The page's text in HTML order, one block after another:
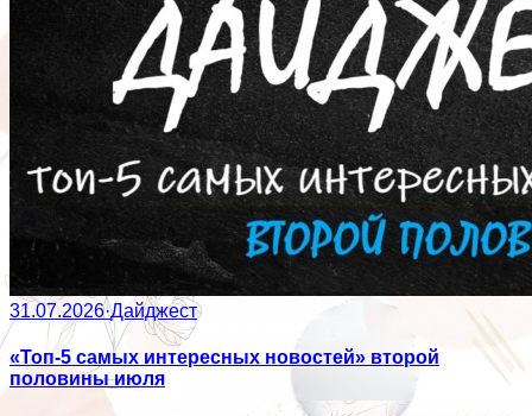
31.07.2026·Дайджест
«Топ-5 самых интересных новостей» второй
половины июля